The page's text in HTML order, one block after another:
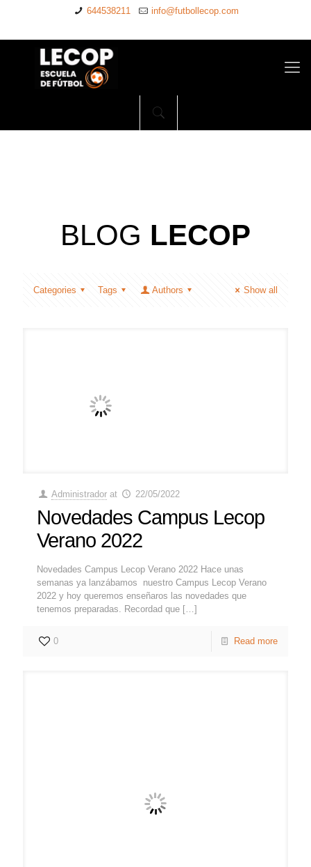
644538211 info@futbollecop.com
BLOG LECOP
Categories Tags Authors Show all
Administrador at 22/05/2022
Novedades Campus Lecop
Verano 2022
Novedades Campus Lecop Verano 2022 Hace unas
semanas ya lanzábamos nuestro Campus Lecop Verano
2022 y hoy queremos enseñaros las novedades que
tenemos preparadas. Recordad que […]
0 Read more